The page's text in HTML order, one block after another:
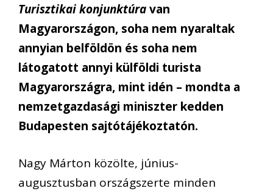
Turisztikai konjunktúravan
Magyarországon, soha nem nyaraltak
annyian belföldön és soha nem
látogatott annyi külföldi turista
Magyarországra, mint idén – mondta a
nemzetgazdasági miniszter kedden
Budapesten sajtótájékoztatón.
Nagy Márton közölte, június-
augusztusban országszerte minden